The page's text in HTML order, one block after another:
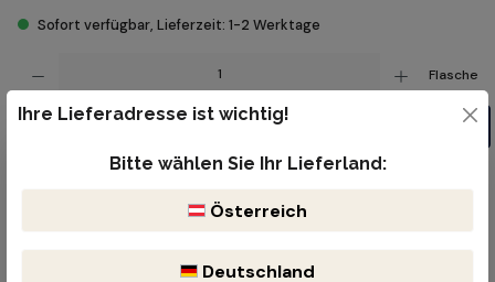
Sofort verfügbar, Lieferzeit: 1-2 Werktage
Flasche
In den Warenkorb
Kostenloser Versand ab 99€
Lieferzeit 1-2 Werktage
Bruchsicherer & reibungsloser Versand durch DHL oder der öst.
Post
Ihre Lieferadresse ist wichtig!
Bitte wählen Sie Ihr Lieferland:
Österreich
Deutschland